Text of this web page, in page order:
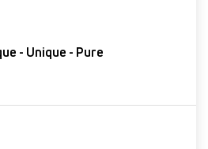
Meuble bas sous vasque - Unique - Pure